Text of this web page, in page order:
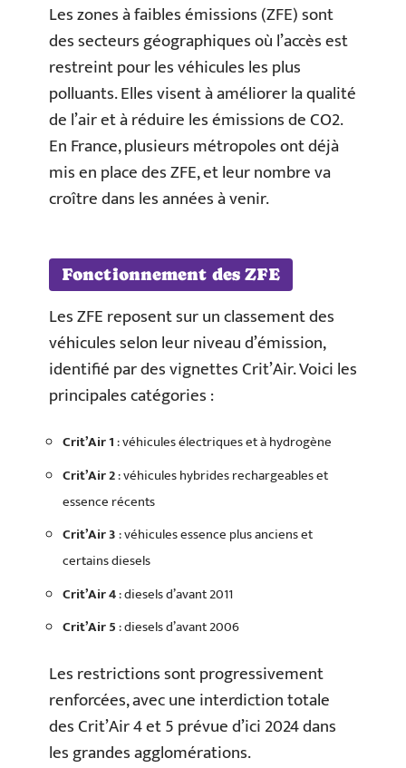
Les zones à faibles émissions (ZFE) sont
des secteurs géographiques où l’accès est
restreint pour les véhicules les plus
polluants. Elles visent à améliorer la qualité
de l’air et à réduire les émissions de CO2.
En France, plusieurs métropoles ont déjà
mis en place des ZFE, et leur nombre va
croître dans les années à venir.
Fonctionnement des ZFE
Les ZFE reposent sur un classement des
véhicules selon leur niveau d’émission,
identifié par des vignettes Crit’Air. Voici les
principales catégories :
Crit’Air 1: véhicules électriques et à hydrogène
Crit’Air 2: véhicules hybrides rechargeables et
essence récents
Crit’Air 3: véhicules essence plus anciens et
certains diesels
Crit’Air 4: diesels d’avant 2011
Crit’Air 5: diesels d’avant 2006
Les restrictions sont progressivement
renforcées, avec une interdiction totale
des Crit’Air 4 et 5 prévue d’ici 2024 dans
les grandes agglomérations.